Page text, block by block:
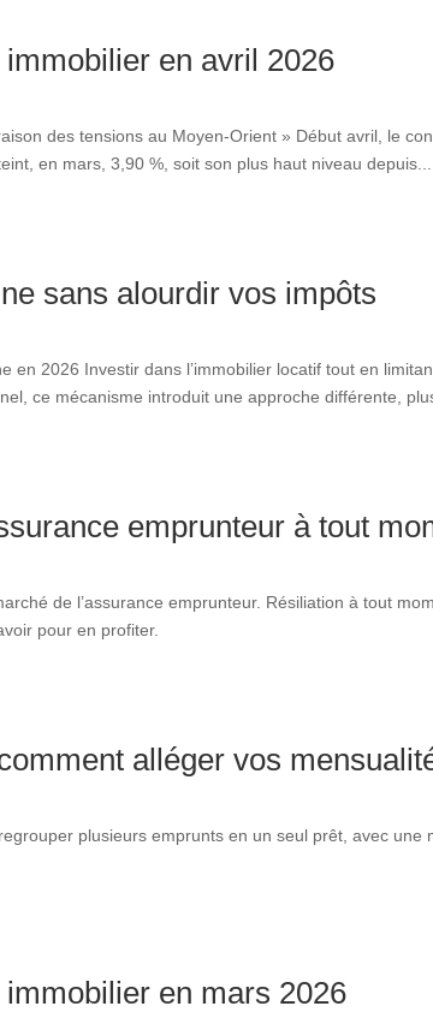
en avril 2026
des tensions au Moyen-Orient » Début avril, le
en mars, 3,90 %, soit son plus haut niveau depuis...
sans alourdir vos impôts
en 2026 Investir dans l’immobilier locatif tout en
ce mécanisme introduit une approche différente,
emprunteur à tout
de l’assurance emprunteur. Résiliation à tout
pour en profiter.
alléger vos
plusieurs emprunts en un seul prêt, avec
en mars 2026